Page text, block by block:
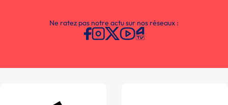
Ne ratez pas notre actu sur nos réseaux :